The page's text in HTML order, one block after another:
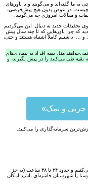
ما گفته‌اند و می‌گویند و یا باور‌های
چیست. در عوض بدون هیچ پیش‌فرضی،
و مقالات امروزی چه می‌گویند.
تحقیقات جدید به دنبال این می‌گردیم
که چرا باور‌هایی که تا چند سال پیش
داشتیم کاملاً اشتباه هستند و حتی،
مثل بقیه افراد به بیماری‌های
بقیه طی می‌کنند را در‌ پیش بگیرند، و
چربی و نمک»
سرمایه‌گذاری را می‌کنید.
یک روز بعد از پرداخت سفارش، با پست پیشتاز برای شما ارسال می‌کنیم و حدود ۲۴ تا ۴۸ ساعت (به جز
یا شهرستان حاشیه‌ای باشید امکان